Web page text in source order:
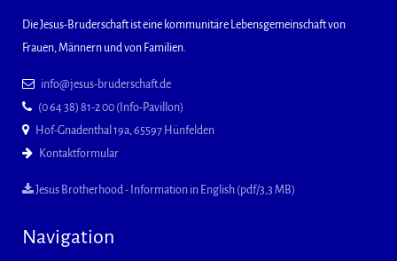
Die Jesus-Bruderschaft ist eine kommunitäre Lebensgemeinschaft von
Frauen, Männern und von Familien.
info@jesus-bruderschaft.de
(0 64 38) 81-2 00 (Info-Pavillon)
Hof-Gnadenthal 19a, 65597 Hünfelden
Kontaktformular
Jesus Brotherhood - Information in English (pdf/3,3 MB)
Navigation